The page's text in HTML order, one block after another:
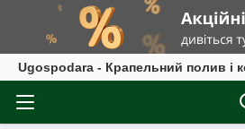
Ugospodara - Крапельний полив і